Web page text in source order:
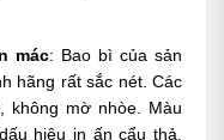
mác: Bao bì của sản
hãng rất sắc nét. Các
không mờ nhòe. Màu
hiệu in ấn cẩu thả.